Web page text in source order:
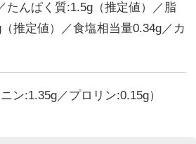
たんぱく質:1.5g（推定値）／脂
推定値）／食塩相当量0.34g／カ
ン:1.35g／プロリン:0.15g）